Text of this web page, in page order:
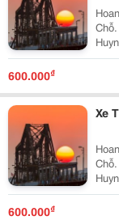
Chỗ. Giá Thuê Xe Tự Lái: Getz Giá: 600.000 Đ/Ca.
Limo
600.000₫
Xe
Chỗ. Giá Thuê Xe Tự Lái: Getz Giá: 600.000 Đ/Ca.
Limo
600.000₫